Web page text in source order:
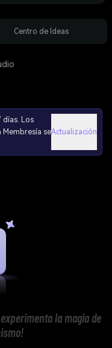
Centro de Ideas
días. Los
Membresía seActualización
la magia de